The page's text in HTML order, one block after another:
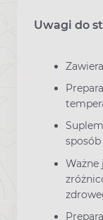
Uwagi do
Ważne